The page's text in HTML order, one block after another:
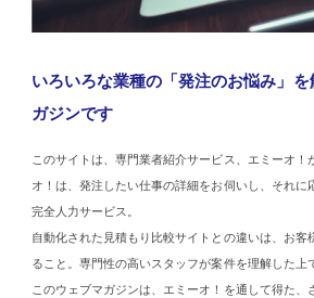
いろいろな業種の「発注のお悩み」
ガジンです
このサイトは、専門業者紹介サービス、エミーオ！
オ！は、発注したい仕事の詳細をお伺いし、それに
完全人力サービス。
自動化された見積もり比較サイトとの違いは、お客
ること。専門性の高いスタッフが案件を理解した上
このウェブマガジンは、エミーオ！を通して得た、